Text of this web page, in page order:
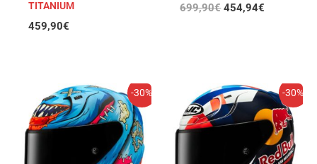
TITANIUM
459,90€
699,90€ 454,94€
-30%
El
precio
original
era:
649,90€.
El
precio
actual
es:
454,93€.
-30%
El
precio
original
era:
649,90€.
El
precio
actual
es:
454,93€.